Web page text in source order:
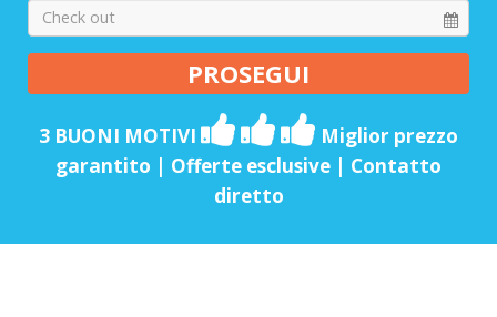
3 BUONI MOTIVI
Miglior prezzo
garantito | Offerte esclusive | Contatto
diretto